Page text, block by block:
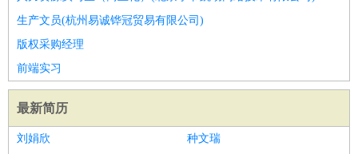
生产文员(杭州易诚铧冠贸易有限公司)
版权采购经理
前端实习
最新简历
刘娟欣 种文瑞